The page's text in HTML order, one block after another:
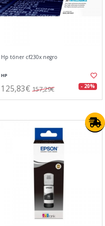
Hp tóner cf230x negro
HP
125,83€ 157,29€ - 20%